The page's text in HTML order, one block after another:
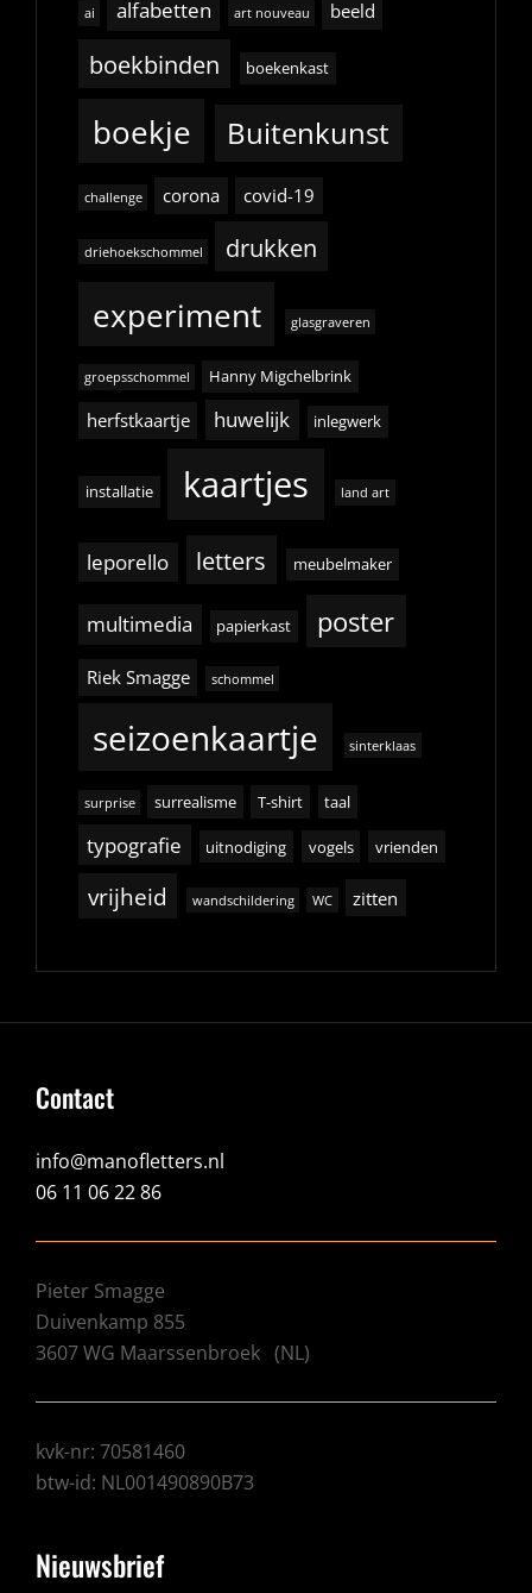
ai alfabetten art nouveau beeld
boekbinden boekenkast
boekje Buitenkunst
challenge corona covid-19
driehoekschommel drukken
experiment glasgraveren
groepsschommel Hanny Migchelbrink
herfstkaartje huwelijk inlegwerk
installatie kaartjes land art
leporello letters meubelmaker
multimedia papierkast poster
Riek Smagge schommel
seizoenkaartje sinterklaas
surprise surrealisme T-shirt taal
typografie uitnodiging vogels vrienden
vrijheid wandschildering WC zitten
Contact
info@manofletters.nl
06 11 06 22 86
Pieter Smagge
Duivenkamp 855
3607 WG Maarssenbroek (NL)
kvk-nr: 70581460
btw-id: NL001490890B73
Nieuwsbrief